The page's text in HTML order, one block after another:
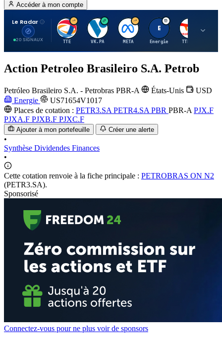
Accéder à mon compte
Le Radar
20 SIGNAUX
T
TTE
V
VK.PA
M
META
E
Energie
T
TTE.PA
Action Petroleo Brasileiro S.A. Petrob
Petróleo Brasileiro S.A. - Petrobras PBR-A États-Unis
USD
Energie
US71654V1017
Places de cotation : PETR3.SA PETR4.SA PBR PBR-A PJX.F
PJXA.F PJXB.F PJXC.F
Ajouter à mon portefeuille Créer une alerte
•
Synthèse Dividendes Finances
•
Cette cotation renvoie à la fiche principale : PETROBRAS ON N2
(PETR3.SA).
Sponsorisé
Connectez-vous pour ne plus voir de sponsors